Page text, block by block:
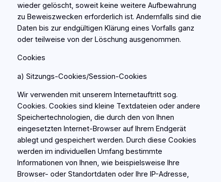
wieder gelöscht, soweit keine weitere Aufbewahrung
zu Beweiszwecken erforderlich ist. Andernfalls sind die
Daten bis zur endgültigen Klärung eines Vorfalls ganz
oder teilweise von der Löschung ausgenommen.
Cookies
a) Sitzungs-Cookies/Session-Cookies
Wir verwenden mit unserem Internetauftritt sog.
Cookies. Cookies sind kleine Textdateien oder andere
Speichertechnologien, die durch den von Ihnen
eingesetzten Internet-Browser auf Ihrem Endgerät
ablegt und gespeichert werden. Durch diese Cookies
werden im individuellen Umfang bestimmte
Informationen von Ihnen, wie beispielsweise Ihre
Browser- oder Standortdaten oder Ihre IP-Adresse,